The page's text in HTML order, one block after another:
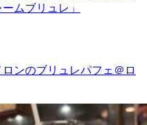
ムブリュレ」
ンのブリュレパフェ＠ロ